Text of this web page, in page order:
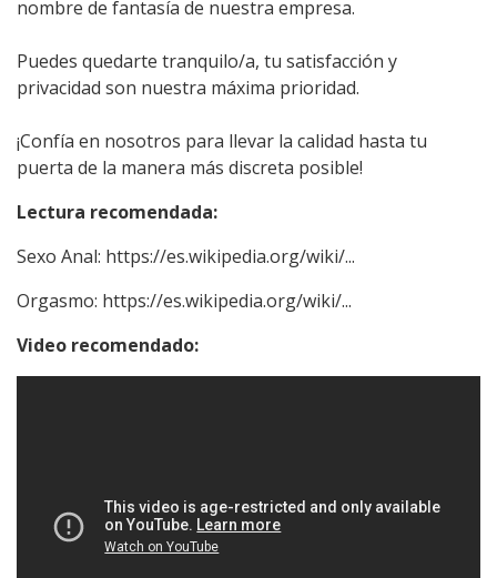
nombre de fantasía de nuestra empresa.
Puedes quedarte tranquilo/a, tu satisfacción y
privacidad son nuestra máxima prioridad.
¡Confía en nosotros para llevar la calidad hasta tu
puerta de la manera más discreta posible!
Lectura recomendada:
Sexo Anal: https://es.wikipedia.org/wiki/...
Orgasmo: https://es.wikipedia.org/wiki/...
Video recomendado: